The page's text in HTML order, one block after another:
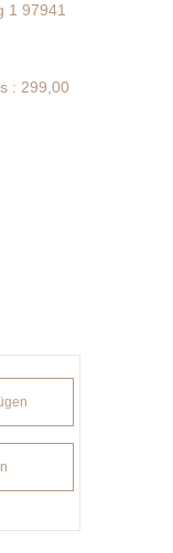
1 97941
: 299,00